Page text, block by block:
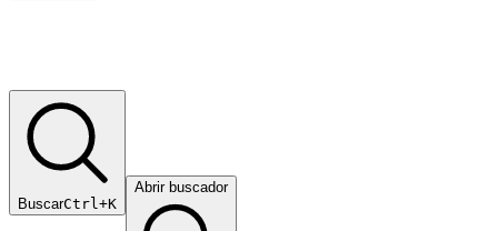
BuscarCtrl+K
Abrir buscador